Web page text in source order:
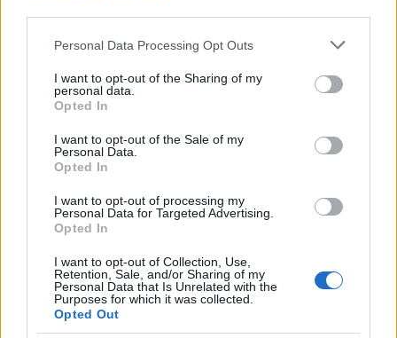
Please note that this website/app uses one or more Google
not limited to your visit or usage behaviour. You may click to
grant or deny consent to Google and its third-party tags to
use your data for below specified purposes in below Google
consent section.
Personal Data Processing Opt Outs
I want to opt-out of the Sharing of my
personal data.
Opted In
I want to opt-out of the Sale of my
Personal Data.
Opted In
I want to opt-out of processing my
Personal Data for Targeted Advertising.
Opted In
I want to opt-out of Collection, Use,
Retention, Sale, and/or Sharing of my
Personal Data that Is Unrelated with the
Purposes for which it was collected.
Opted Out
Πιο σχολιασμένα
Marfin: Η 46χρονη πήρε προθεσμία για
να απολογηθεί την Τρίτη – «Είναι αθώα,
συμμετείχε στη διαδήλωση όπως και
100.000 άτομα»
Βγήκαν ξανά τα μαχαίρια στην Ελπίδα
για τη Δημοκρατία: «Καρυστιανού,
Γρατσία και Γαλανός μετέτρεψαν το
κίνημα σε φοβικό αρχηγικό κόμμα»
Μεταφορές χρημάτων: Πότε μπορεί να
θεωρηθούν δωρεές και να επιβληθεί
φόρος – Τι ισχυεί για τις γονικές παροχές
Απίστευτο κι όμως αληθινό -
Aναστέλλονται τα τακτικά ραντεβού του
αγγειοχειρουργού του νοσοκομείου
Χανίων επειδή κλάπηκε το μηχανάκι του